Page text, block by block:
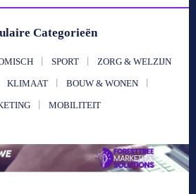
Categorieën
SPORT ZORG & WELZIJN
KLIMAAT BOUW & WONEN
MOBILITEIT